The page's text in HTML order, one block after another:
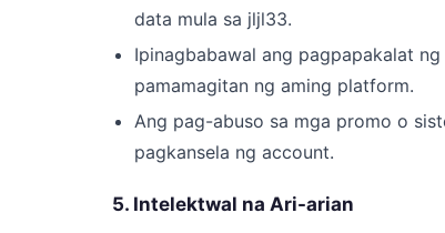
data mula sa jljl33.
Ipinagbabawal ang pagpapakalat
pamamagitan ng aming platform.
Ang pag-abuso sa mga promo o
pagkansela ng account.
5. Intelektwal na Ari-arian